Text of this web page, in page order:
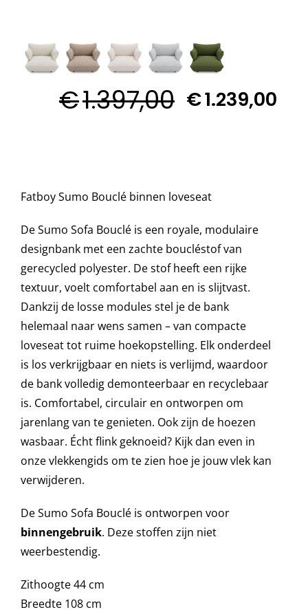
Decoratie kussens
Beschermhoezen
Verlichting
Onderhoud
Accessoires en Kado
Onze merken
€1.397,00 €1.239,00
Fatboy Sumo Bouclé binnen loveseat
De Sumo Sofa Bouclé is een royale, modulaire
designbank met een zachte boucléstof van
gerecycled polyester. De stof heeft een rijke
textuur, voelt comfortabel aan en is slijtvast.
Dankzij de losse modules stel je de bank
helemaal naar wens samen – van compacte
loveseat tot ruime hoekopstelling. Elk onderdeel
is los verkrijgbaar en niets is verlijmd, waardoor
de bank volledig demonteerbaar en recyclebaar
is. Comfortabel, circulair en ontworpen om
jarenlang van te genieten. Ook zijn de hoezen
wasbaar. Écht flink geknoeid? Kijk dan even in
onze vlekkengids om te zien hoe je jouw vlek kan
verwijderen.
De Sumo Sofa Bouclé is ontworpen voor
binnengebruik. Deze stoffen zijn niet
weerbestendig.
Zithoogte 44 cm
Breedte 108 cm